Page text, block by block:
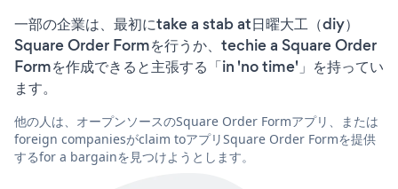
一部の企業は、最初にtake a stab at日曜大工（diy）
Square Order Formを行うか、techie a Square Order
Formを作成できると主張する「in 'no time'」を持ってい
ます。
他の人は、オープンソースのSquare Order Formアプリ、または
foreign companiesがclaim toアプリSquare Order Formを提供
するfor a bargainを見つけようとします。